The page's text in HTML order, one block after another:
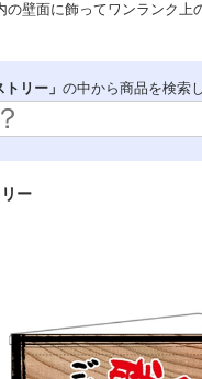
援旗
ションパネル
ウシール
らく
壁面に飾ってワンランク
リー」 の中から商品を検索
ー